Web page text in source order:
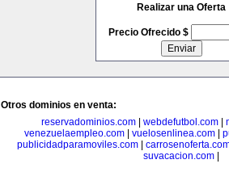
Realizar una Oferta
Precio Ofrecido $
Otros dominios en venta:
reservadominios.com
webdefutbol.com
venezuelaempleo.com
vuelosenlinea.com
publicidadparamoviles.com
suvacacion.com